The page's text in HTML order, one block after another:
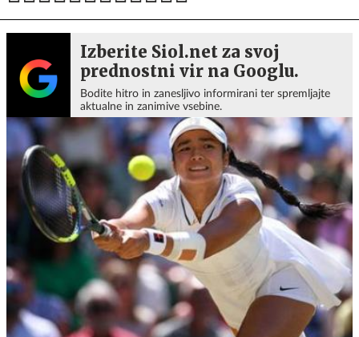
Izberite Siol.net za svoj
prednostni vir na Googlu.
Bodite hitro in zanesljivo informirani ter spremljajte
aktualne in zanimive vsebine.